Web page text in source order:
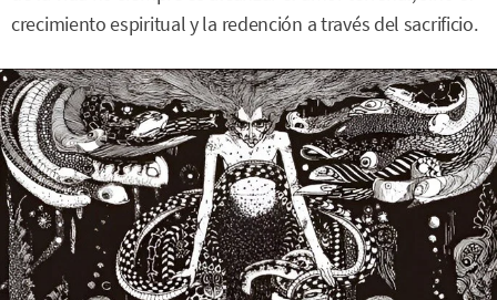
crecimiento espiritual y la redención a través del sacrificio.